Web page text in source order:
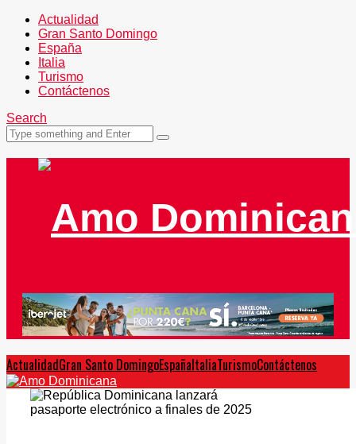
Actualidad
Gran Santo Domingo
España
Italia
Turismo
Contáctenos
Search
ActualidadGran Santo DomingoEspañaItaliaTurismoContáctenos